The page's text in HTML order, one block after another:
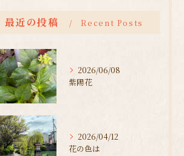
最近の投稿 Recent Posts
2026/06/08
紫陽花
2026/04/12
花の色は